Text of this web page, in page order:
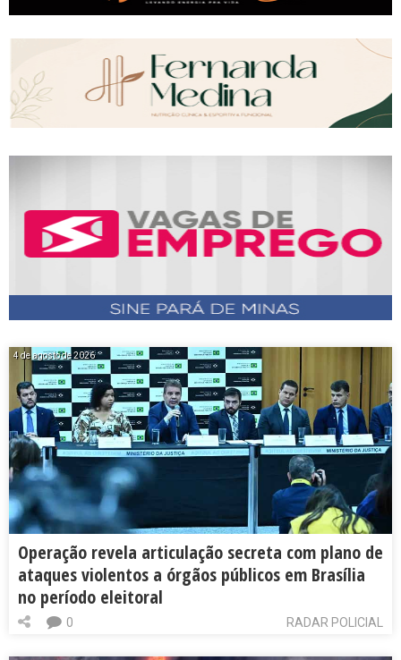
4 de agosto de 2026
Operação revela articulação secreta com plano de
ataques violentos a órgãos públicos em Brasília
no período eleitoral
RADAR POLICIAL
0